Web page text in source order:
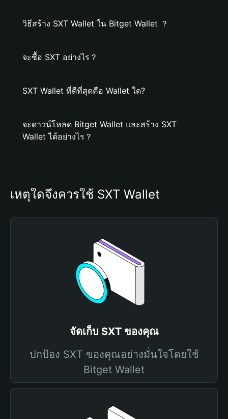
วิธีสร้าง SXT Wallet ใน Bitget Wallet ？
จะซื้อ SXT อย่างไร？
SXT Wallet ที่ดีที่สุดคือ Wallet ใด?
จะดาวน์โหลด Bitget Wallet และสร้าง SXT
Wallet ได้อย่างไร？
เหตุใดจึงควรใช้ SXT Wallet
จัดเก็บ SXT ของคุณ
ปกป้อง SXT ของคุณอย่างมั่นใจโดยใช้
Bitget Wallet